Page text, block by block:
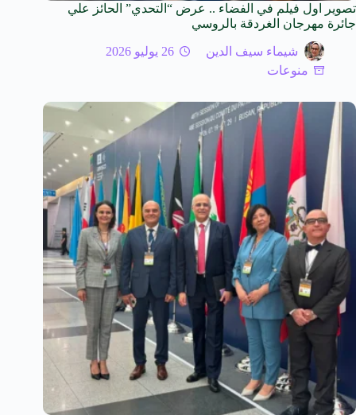
تصوير اول فيلم في الفضاء .. عرض “التحدي” الحائز علي
جائرة مهرجان الغردقة بالروسي
شيماء سيف الدين
26 يوليو 2026
منوعات